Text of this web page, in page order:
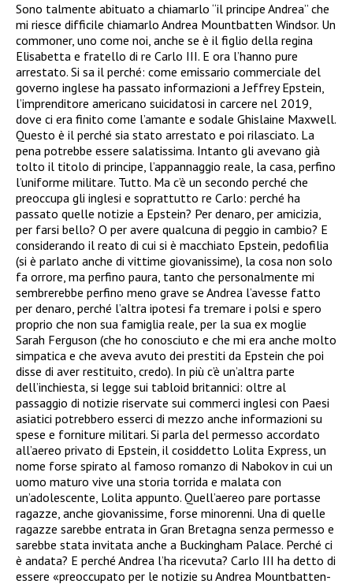
Sono talmente abituato a chiamarlo “il principe Andrea” che
mi riesce difficile chiamarlo Andrea Mountbatten Windsor. Un
commoner, uno come noi, anche se è il figlio della regina
Elisabetta e fratello di re Carlo III. E ora l’hanno pure
arrestato. Si sa il perché: come emissario commerciale del
governo inglese ha passato informazioni a Jeffrey Epstein,
l’imprenditore americano suicidatosi in carcere nel 2019,
dove ci era finito come l’amante e sodale Ghislaine Maxwell.
Questo è il perché sia stato arrestato e poi rilasciato. La
pena potrebbe essere salatissima. Intanto gli avevano già
tolto il titolo di principe, l’appannaggio reale, la casa, perfino
l’uniforme militare. Tutto. Ma c’è un secondo perché che
preoccupa gli inglesi e soprattutto re Carlo: perché ha
passato quelle notizie a Epstein? Per denaro, per amicizia,
per farsi bello? O per avere qualcuna di peggio in cambio? E
considerando il reato di cui si è macchiato Epstein, pedofilia
(si è parlato anche di vittime giovanissime), la cosa non solo
fa orrore, ma perfino paura, tanto che personalmente mi
sembrerebbe perfino meno grave se Andrea l’avesse fatto
per denaro, perché l’altra ipotesi fa tremare i polsi e spero
proprio che non sua famiglia reale, per la sua ex moglie
Sarah Ferguson (che ho conosciuto e che mi era anche molto
simpatica e che aveva avuto dei prestiti da Epstein che poi
disse di aver restituito, credo). In più c’è un’altra parte
dell’inchiesta, si legge sui tabloid britannici: oltre al
passaggio di notizie riservate sui commerci inglesi con Paesi
asiatici potrebbero esserci di mezzo anche informazioni su
spese e forniture militari. Si parla del permesso accordato
all’aereo privato di Epstein, il cosiddetto Lolita Express, un
nome forse spirato al famoso romanzo di Nabokov in cui un
uomo maturo vive una storia torrida e malata con
un’adolescente, Lolita appunto. Quell’aereo pare portasse
ragazze, anche giovanissime, forse minorenni. Una di quelle
ragazze sarebbe entrata in Gran Bretagna senza permesso e
sarebbe stata invitata anche a Buckingham Palace. Perché ci
è andata? E perché Andrea l’ha ricevuta? Carlo III ha detto di
essere «preoccupato per le notizie su Andrea Mountbatten-